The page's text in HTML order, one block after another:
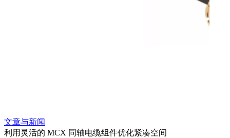
文章与新闻
利用灵活的 MCX 同轴电缆组件优化紧凑空间